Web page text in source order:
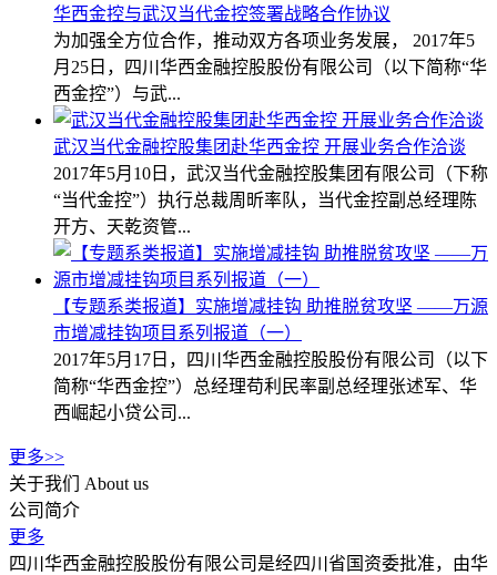
华西金控与武汉当代金控签署战略合作协议
为加强全方位合作，推动双方各项业务发展， 2017年5
月25日，四川华西金融控股股份有限公司（以下简称“华
西金控”）与武...
武汉当代金融控股集团赴华西金控 开展业务合作洽谈
2017年5月10日，武汉当代金融控股集团有限公司（下称
“当代金控”）执行总裁周昕率队，当代金控副总经理陈
开方、天乾资管...
【专题系类报道】实施增减挂钩 助推脱贫攻坚 ——万源
市增减挂钩项目系列报道（一）
2017年5月17日，四川华西金融控股股份有限公司（以下
简称“华西金控”）总经理苟利民率副总经理张述军、华
西崛起小贷公司...
更多>>
关于我们
About us
公司简介
更多
四川华西金融控股股份有限公司是经四川省国资委批准，由华